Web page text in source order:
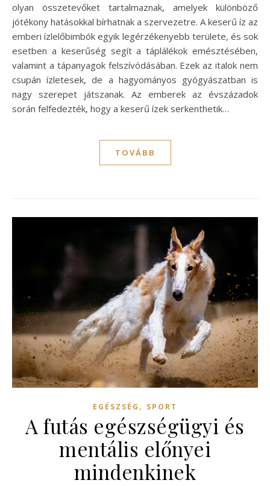
olyan összetevőket tartalmaznak, amelyek különböző
jótékony hatásokkal bírhatnak a szervezetre. A keserű íz az
emberi ízlelőbimbók egyik legérzékenyebb területe, és sok
esetben a keserűség segít a táplálékok emésztésében,
valamint a tápanyagok felszívódásában. Ezek az italok nem
csupán ízletesek, de a hagyományos gyógyászatban is
nagy szerepet játszanak. Az emberek az évszázadok
során felfedezték, hogy a keserű ízek serkenthetik…
TOVÁBB
EGÉSZSÉG , SPORT
A futás egészségügyi és
mentális előnyei
mindenkinek